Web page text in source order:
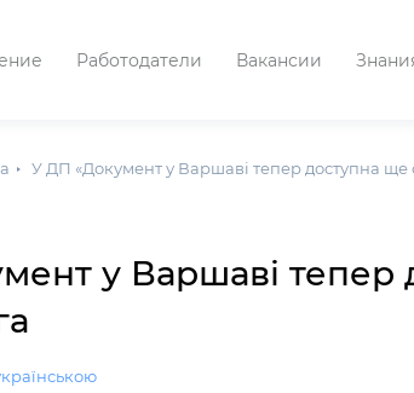
Работодатели Вакансии
У ДП «Документ у Варшаві тепер доступна ще
у Варшаві тепер